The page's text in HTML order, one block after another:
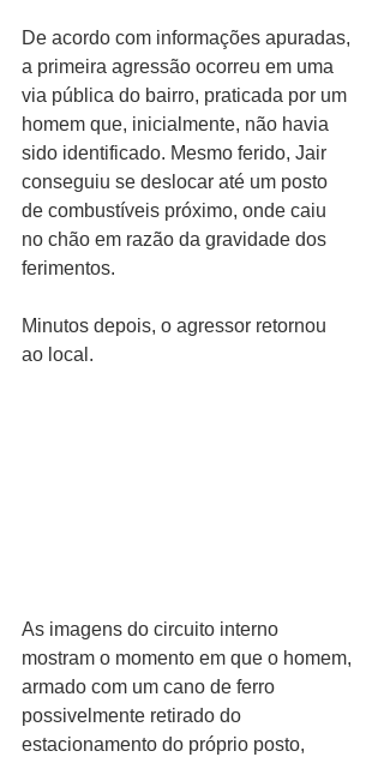
De acordo com informações apuradas,
a primeira agressão ocorreu em uma
via pública do bairro, praticada por um
homem que, inicialmente, não havia
sido identificado. Mesmo ferido, Jair
conseguiu se deslocar até um posto
de combustíveis próximo, onde caiu
no chão em razão da gravidade dos
ferimentos.
Minutos depois, o agressor retornou
ao local.
As imagens do circuito interno
mostram o momento em que o homem,
armado com um cano de ferro
possivelmente retirado do
estacionamento do próprio posto,